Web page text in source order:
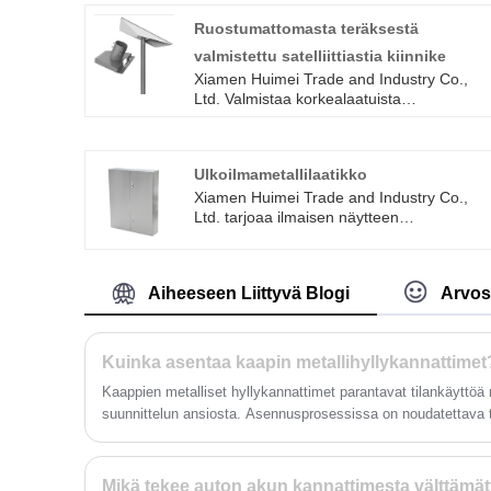
Ruostumattomasta teräksestä
valmistettu satelliittiastia kiinnike
Xiamen Huimei Trade and Industry Co.,
Ltd. Valmistaa korkealaatuista
materiaalia, korroosionkestävyys ja vakaus
vahva ominaisuus ja tukevat räätälöityä
kokoa ja väriä, taifuuni -alue voi vahvistaa,
Ulkoilmametallilaatikko
Xiamen Huimei Trade and Industry Co.,
Ltd. tarjoaa ilmaisen näytteen
infrastruktuuri, sähkönjakelu,
ohjausjärjestelmät, teollisuuslaitteet ja
viestintäverkot. Voit vapaasti lähettää
meille kyselyn.
Aiheeseen Liittyvä Blogi
Kuinka asentaa kaapin
Kaappien metalliset hyllykannattimet parantavat tilankäyttöä
suunnittelun ansiosta. Asennusprosessissa on noudatettava